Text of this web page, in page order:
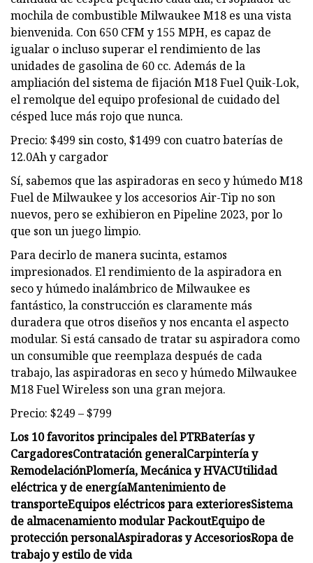
mochila de combustible Milwaukee M18 es una vista
bienvenida. Con 650 CFM y 155 MPH, es capaz de
igualar o incluso superar el rendimiento de las
unidades de gasolina de 60 cc. Además de la
ampliación del sistema de fijación M18 Fuel Quik-Lok,
el remolque del equipo profesional de cuidado del
césped luce más rojo que nunca.
Precio: $499 sin costo, $1499 con cuatro baterías de
12.0Ah y cargador
Sí, sabemos que las aspiradoras en seco y húmedo M18
Fuel de Milwaukee y los accesorios Air-Tip no son
nuevos, pero se exhibieron en Pipeline 2023, por lo
que son un juego limpio.
Para decirlo de manera sucinta, estamos
impresionados. El rendimiento de la aspiradora en
seco y húmedo inalámbrico de Milwaukee es
fantástico, la construcción es claramente más
duradera que otros diseños y nos encanta el aspecto
modular. Si está cansado de tratar su aspiradora como
un consumible que reemplaza después de cada
trabajo, las aspiradoras en seco y húmedo Milwaukee
M18 Fuel Wireless son una gran mejora.
Precio: $249 – $799
Los 10 favoritos principales del PTRBaterías y
CargadoresContratación generalCarpintería y
RemodelaciónPlomería, Mecánica y HVACUtilidad
eléctrica y de energíaMantenimiento de
transporteEquipos eléctricos para exterioresSistema
de almacenamiento modular PackoutEquipo de
protección personalAspiradoras y AccesoriosRopa de
trabajo y estilo de vida